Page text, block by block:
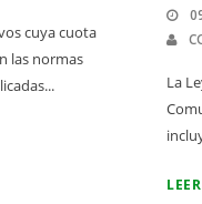
cuya cuota
las normas
La